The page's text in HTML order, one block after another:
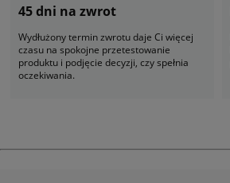
45 dni na zwrot
Wydłużony termin zwrotu daje Ci więcej
czasu na spokojne przetestowanie
produktu i podjęcie decyzji, czy spełnia
oczekiwania.